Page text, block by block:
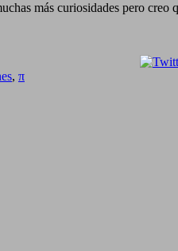
más curiosidades pero
, π